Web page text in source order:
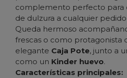
complemento perfecto para
de dulzura a cualquier
Queda hermoso
frescas o como protagonista
elegante Caja Pote, junto a
como un Kinder huevo.
Características principales: